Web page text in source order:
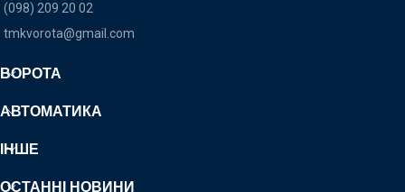
(098) 209 20 02
tmkvorota@gmail.com
ВОРОТА
АВТОМАТИКА
ІНШЕ
ОСТАННІ НОВИНИ